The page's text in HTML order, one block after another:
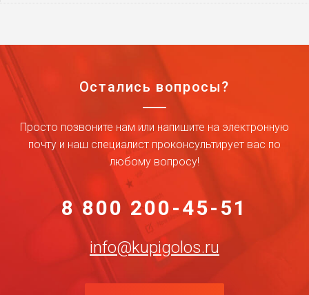
Остались вопросы?
Просто позвоните нам или напишите на электронную
почту и наш специалист проконсультирует вас по
любому вопросу!
8 800 200-45-51
info@kupigolos.ru